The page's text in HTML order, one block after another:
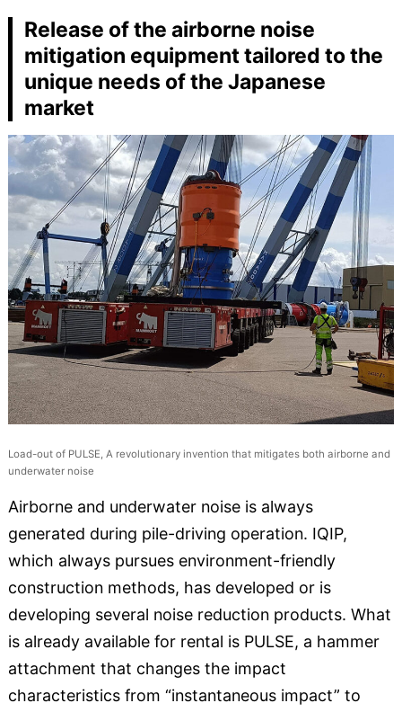
Release of the airborne noise
mitigation equipment tailored to the
unique needs of the Japanese
market
Load-out of PULSE, A revolutionary invention that mitigates both airborne and
underwater noise
Airborne and underwater noise is always
generated during pile-driving operation. IQIP,
which always pursues environment-friendly
construction methods, has developed or is
developing several noise reduction products. What
is already available for rental is PULSE, a hammer
attachment that changes the impact
characteristics from “instantaneous impact” to